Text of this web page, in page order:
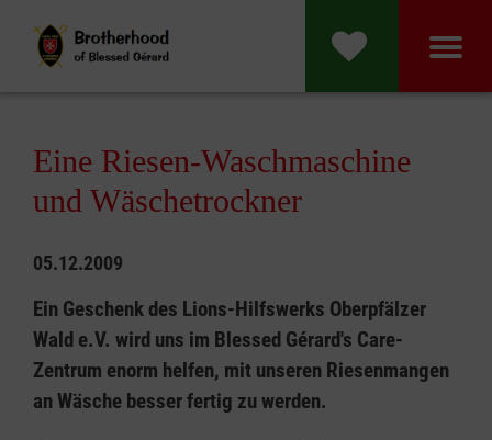
Eine Riesen-Waschmaschine
und Wäschetrockner
05.12.2009
Ein Geschenk des Lions-Hilfswerks Oberpfälzer
Wald e.V. wird uns im Blessed Gérard's Care-
Zentrum enorm helfen, mit unseren Riesenmangen
an Wäsche besser fertig zu werden.